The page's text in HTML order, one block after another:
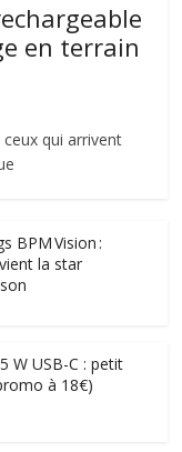
en terrain
qui arrivent
BPM Vision :
la star
W USB-C : petit
à 18€)